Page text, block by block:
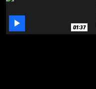
 01:37